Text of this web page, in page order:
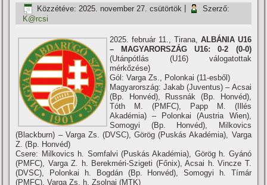
Közzétéve: 2025. november 27. csütörtök
Szerző:
K@rcsi
2025. február 11., Tirana, ALBÁNIA U16
– MAGYARORSZÁG U16: 0-2 (0-0)
(Utánpótlás (U16) válogatottak
mérkőzése)
Gól: Varga Zs., Polonkai (11-esből)
Magyarország: Jakab (Juventus) – Acsai
(Bp. Honvéd), Russnák (Bp. Honvéd),
Tóth M. (PMFC), Papp M. (Illés
Akadémia) – Polonkai (Austria Wien),
Somogyi (Bp. Honvéd), Milkovics
(Blackburn) – Varga Zs. (DVSC), Görög (Puskás Akadémia), Varga
Z. (Bp. Honvéd)
Csere: Milkovics h. Somfalvi (Puskás Akadémia), Görög h. Gyánó
(PMFC), Varga Z. h. Berekméri-Szigeti (Főnix), Acsai h. Vincze T.
(DVSC), Polonkai h. Bogdán (Bp. Honvéd), Somogyi h. Tímár
(PMFC), Varga Zs. h. Zsolnai (MTK)